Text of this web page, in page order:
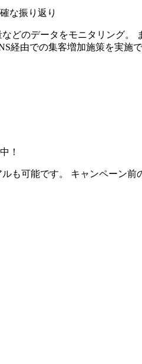
な振り返り
どのデータをモニタリング
経由での集客増加施策を実施で
！
可能です。 キャンペーン前